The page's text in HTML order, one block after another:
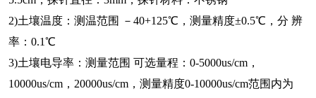
2)土壤温度：测温范围 －40+125℃，测量精度±0.5℃，分 辨
率：0.1℃
3)土壤电导率：测量范围 可选量程：0-5000us/cm，
10000us/cm，20000us/cm，测量精度0-10000us/cm范围内为